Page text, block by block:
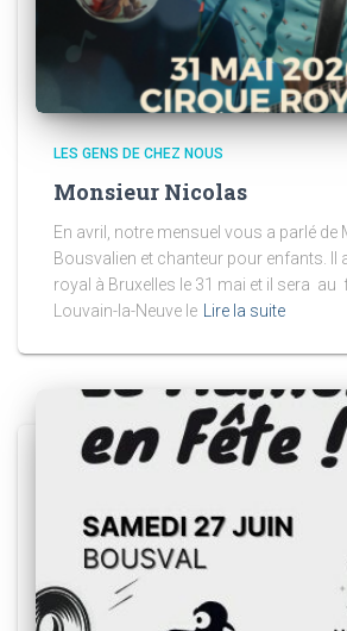
LES GENS DE CHEZ NOUS
Monsieur Nicolas
En avril, notre mensuel vous a parlé
Bousvalien et chanteur pour enfants. Il
royal à Bruxelles le 31 mai et il sera
Louvain-la-Neuve le Lire la suite